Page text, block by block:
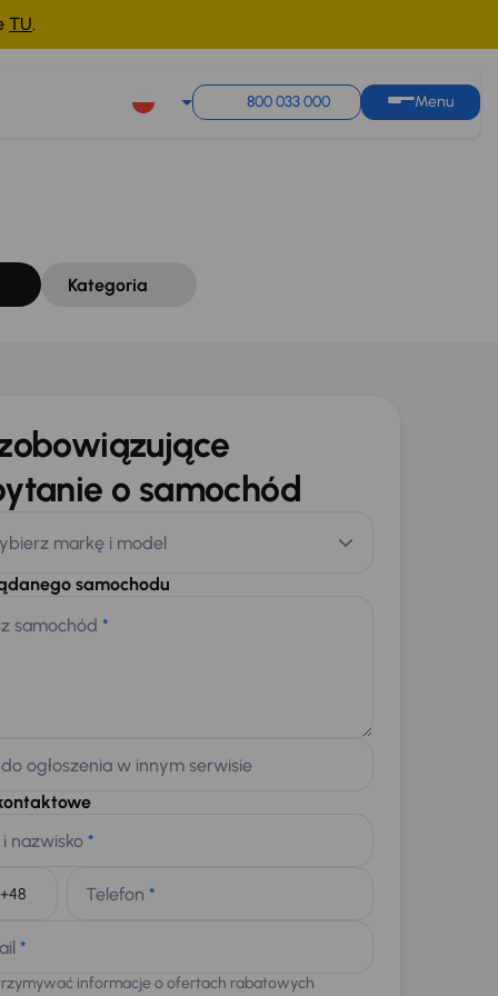
TU.
800 033 000 Menu
Kategoria
o samochód
markę i model
samochodu
samochód *
ogłoszenia w innym serwisie
nazwisko *
Telefon *
*
informacje o ofertach rabatowych